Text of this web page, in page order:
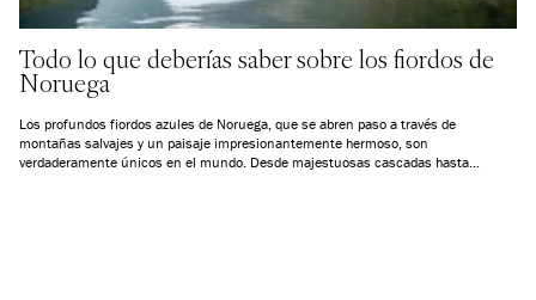
Todo lo que deberías saber sobre los fiordos de
Noruega
Los profundos fiordos azules de Noruega, que se abren paso a través de
montañas salvajes y un paisaje impresionantemente hermoso, son
verdaderamente únicos en el mundo. Desde majestuosas cascadas hasta